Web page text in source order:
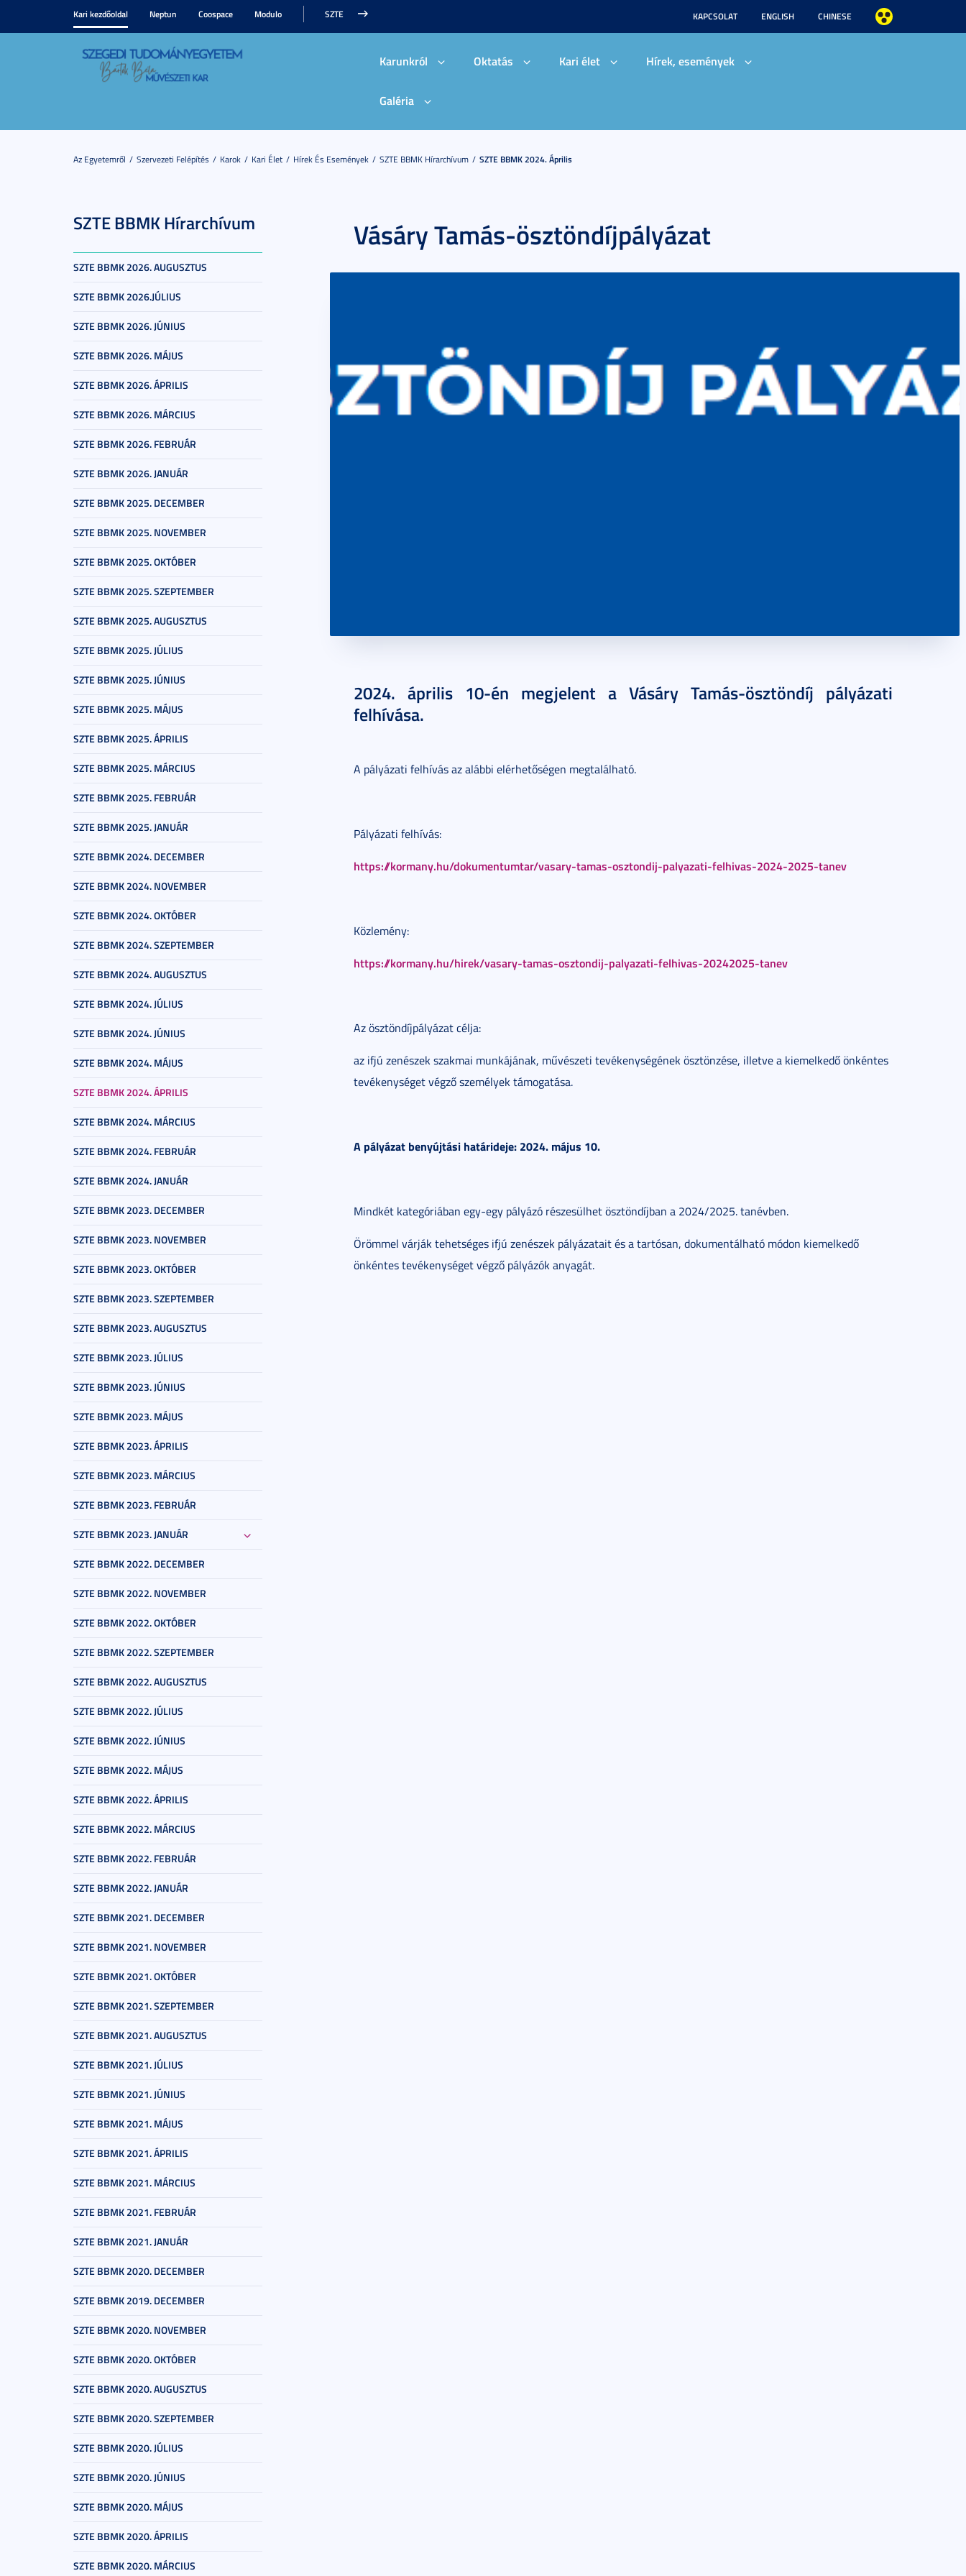
Kari kezdőoldal Neptun Coospace Modulo SZTE KAPCSOLAT ENGLISH CHINESE
Karunkról Oktatás Kari élet Hírek, események
Galéria
Az Egyetemről Szervezeti Felépítés Karok Kari Élet Hírek És Események SZTE BBMK Hírarchívum SZTE BBMK 2024. Április
SZTE BBMK Hírarchívum
SZTE BBMK 2026. AUGUSZTUS
SZTE BBMK 2026.JÚLIUS
SZTE BBMK 2026. JÚNIUS
SZTE BBMK 2026. MÁJUS
SZTE BBMK 2026. ÁPRILIS
SZTE BBMK 2026. MÁRCIUS
SZTE BBMK 2026. FEBRUÁR
SZTE BBMK 2026. JANUÁR
SZTE BBMK 2025. DECEMBER
SZTE BBMK 2025. NOVEMBER
SZTE BBMK 2025. OKTÓBER
SZTE BBMK 2025. SZEPTEMBER
SZTE BBMK 2025. AUGUSZTUS
SZTE BBMK 2025. JÚLIUS
SZTE BBMK 2025. JÚNIUS
SZTE BBMK 2025. MÁJUS
SZTE BBMK 2025. ÁPRILIS
SZTE BBMK 2025. MÁRCIUS
SZTE BBMK 2025. FEBRUÁR
SZTE BBMK 2025. JANUÁR
SZTE BBMK 2024. DECEMBER
SZTE BBMK 2024. NOVEMBER
SZTE BBMK 2024. OKTÓBER
SZTE BBMK 2024. SZEPTEMBER
SZTE BBMK 2024. AUGUSZTUS
SZTE BBMK 2024. JÚLIUS
SZTE BBMK 2024. JÚNIUS
SZTE BBMK 2024. MÁJUS
SZTE BBMK 2024. ÁPRILIS
SZTE BBMK 2024. MÁRCIUS
SZTE BBMK 2024. FEBRUÁR
SZTE BBMK 2024. JANUÁR
SZTE BBMK 2023. DECEMBER
SZTE BBMK 2023. NOVEMBER
SZTE BBMK 2023. OKTÓBER
SZTE BBMK 2023. SZEPTEMBER
SZTE BBMK 2023. AUGUSZTUS
SZTE BBMK 2023. JÚLIUS
SZTE BBMK 2023. JÚNIUS
SZTE BBMK 2023. MÁJUS
SZTE BBMK 2023. ÁPRILIS
SZTE BBMK 2023. MÁRCIUS
SZTE BBMK 2023. FEBRUÁR
SZTE BBMK 2023. JANUÁR
SZTE BBMK 2022. DECEMBER
SZTE BBMK 2022. NOVEMBER
SZTE BBMK 2022. OKTÓBER
SZTE BBMK 2022. SZEPTEMBER
SZTE BBMK 2022. AUGUSZTUS
SZTE BBMK 2022. JÚLIUS
SZTE BBMK 2022. JÚNIUS
SZTE BBMK 2022. MÁJUS
SZTE BBMK 2022. ÁPRILIS
SZTE BBMK 2022. MÁRCIUS
SZTE BBMK 2022. FEBRUÁR
SZTE BBMK 2022. JANUÁR
SZTE BBMK 2021. DECEMBER
SZTE BBMK 2021. NOVEMBER
SZTE BBMK 2021. OKTÓBER
SZTE BBMK 2021. SZEPTEMBER
SZTE BBMK 2021. AUGUSZTUS
SZTE BBMK 2021. JÚLIUS
SZTE BBMK 2021. JÚNIUS
SZTE BBMK 2021. MÁJUS
SZTE BBMK 2021. ÁPRILIS
SZTE BBMK 2021. MÁRCIUS
SZTE BBMK 2021. FEBRUÁR
SZTE BBMK 2021. JANUÁR
SZTE BBMK 2020. DECEMBER
SZTE BBMK 2019. DECEMBER
SZTE BBMK 2020. NOVEMBER
SZTE BBMK 2020. OKTÓBER
SZTE BBMK 2020. AUGUSZTUS
SZTE BBMK 2020. SZEPTEMBER
SZTE BBMK 2020. JÚLIUS
SZTE BBMK 2020. JÚNIUS
SZTE BBMK 2020. MÁJUS
SZTE BBMK 2020. ÁPRILIS
SZTE BBMK 2020. MÁRCIUS
Vásáry Tamás-ösztöndíjpályázat
2024. április 10-én megjelent a Vásáry Tamás-ösztöndíj pályázati
felhívása.
A pályázati felhívás az alábbi elérhetőségen megtalálható.
Pályázati felhívás:
https://kormany.hu/dokumentumtar/vasary-tamas-osztondij-palyazati-felhivas-2024-2025-tanev
Közlemény:
https://kormany.hu/hirek/vasary-tamas-osztondij-palyazati-felhivas-20242025-tanev
Az ösztöndíjpályázat célja:
az ifjú zenészek szakmai munkájának, művészeti tevékenységének ösztönzése, illetve a kiemelkedő önkéntes
tevékenységet végző személyek támogatása.
A pályázat benyújtási határideje: 2024. május 10.
Mindkét kategóriában egy-egy pályázó részesülhet ösztöndíjban a 2024/2025. tanévben.
Örömmel várják tehetséges ifjú zenészek pályázatait és a tartósan, dokumentálható módon kiemelkedő
önkéntes tevékenységet végző pályázók anyagát.